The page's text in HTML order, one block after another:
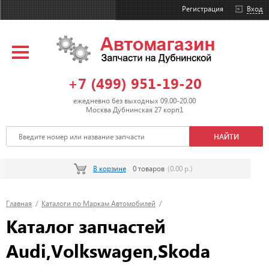
Вход
Регистрация
+7 (499) 951-19-20
ежедневно без выходных 09.00-20.00
Москва Дубнинская 27 корп1
В корзине 0 товаров (0.00 р.)
Главная / Каталоги по Маркам Автомобилей /
Каталог запчастей
Audi,Volkswagen,Skoda